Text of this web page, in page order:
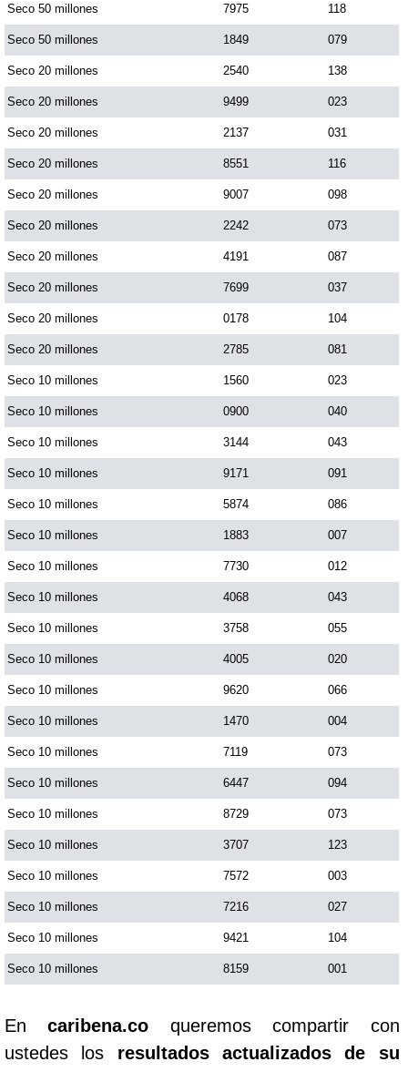
Seco 50 millones 7975 118
Seco 50 millones 1849 079
Seco 20 millones 2540 138
Seco 20 millones 9499 023
Seco 20 millones 2137 031
Seco 20 millones 8551 116
Seco 20 millones 9007 098
Seco 20 millones 2242 073
Seco 20 millones 4191 087
Seco 20 millones 7699 037
Seco 20 millones 0178 104
Seco 20 millones 2785 081
Seco 10 millones 1560 023
Seco 10 millones 0900 040
Seco 10 millones 3144 043
Seco 10 millones 9171 091
Seco 10 millones 5874 086
Seco 10 millones 1883 007
Seco 10 millones 7730 012
Seco 10 millones 4068 043
Seco 10 millones 3758 055
Seco 10 millones 4005 020
Seco 10 millones 9620 066
Seco 10 millones 1470 004
Seco 10 millones 7119 073
Seco 10 millones 6447 094
Seco 10 millones 8729 073
Seco 10 millones 3707 123
Seco 10 millones 7572 003
Seco 10 millones 7216 027
Seco 10 millones 9421 104
Seco 10 millones 8159 001
Encaribena.co queremos compartir con
ustedes los resultados actualizados de su